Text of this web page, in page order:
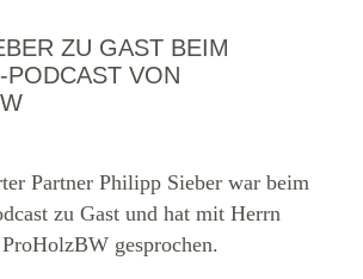
ZU GAST BEIM
PODCAST VON
Partner Philipp Sieber war beim
zu Gast und hat mit Herrn
gesprochen.